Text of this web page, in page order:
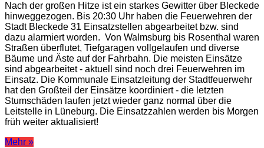
Nach der großen Hitze ist ein starkes Gewitter über Bleckede
hinweggezogen. Bis 20:30 Uhr haben die Feuerwehren der
Stadt Bleckede 31 Einsatzstellen abgearbeitet bzw. sind
dazu alarmiert worden. Von Walmsburg bis Rosenthal waren
Straßen überflutet, Tiefgaragen vollgelaufen und diverse
Bäume und Äste auf der Fahrbahn. Die meisten Einsätze
sind abgearbeitet - aktuell sind noch drei Feuerwehren im
Einsatz. Die Kommunale Einsatzleitung der Stadtfeuerwehr
hat den Großteil der Einsätze koordiniert - die letzten
Stumschäden laufen jetzt wieder ganz normal über die
Leitstelle in Lüneburg. Die Einsatzzahlen werden bis Morgen
früh weiter aktualisiert!
Mehr »